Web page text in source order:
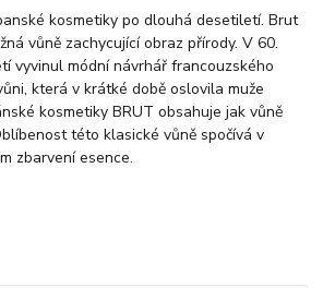
kosmetiky po dlouhá desetiletí. Brut
vůně zachycující obraz přírody. V 60.
vyvinul módní návrhář francouzského
která v krátké době oslovila muže
kosmetiky BRUT obsahuje jak vůně
této klasické vůně spočívá v
zbarvení esence.